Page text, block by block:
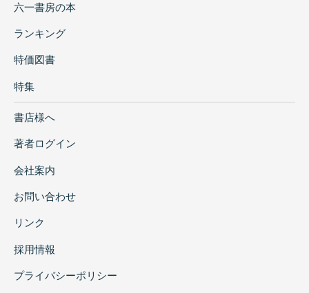
六一書房の本
ランキング
特価図書
特集
書店様へ
著者ログイン
会社案内
お問い合わせ
リンク
採用情報
プライバシーポリシー